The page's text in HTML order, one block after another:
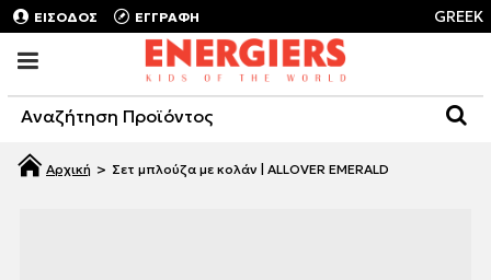
ΕΙΣΟΔΟΣ ΕΓΓΡΑΦΗ GREEK
Σετ μπλούζα με κολάν | ALLOVER EMERALD